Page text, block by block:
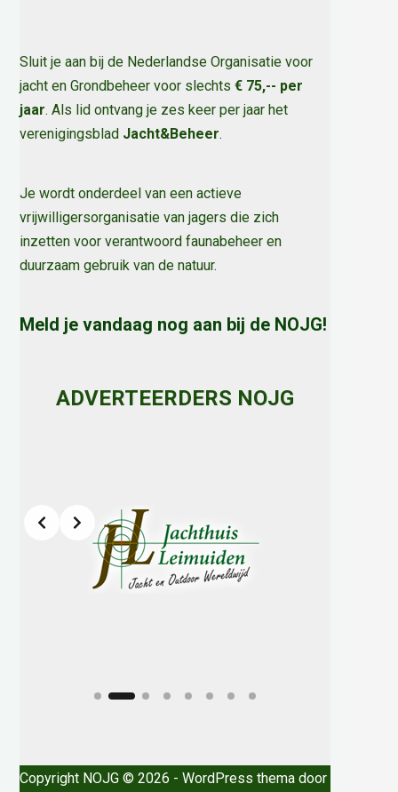
Sluit je aan bij de Nederlandse Organisatie voor
jacht en Grondbeheer voor slechts€ 75,-- per
jaar. Als lid ontvang je zes keer per jaar het
verenigingsblad Jacht&Beheer.
Je wordt onderdeel van een actieve
vrijwilligersorganisatie van jagers die zich
inzetten voor verantwoord faunabeheer en
duurzaam gebruik van de natuur.
Meld je vandaag nog aan bij de NOJG!
ADVERTEERDERS NOJG
Slide 2 of 8
Copyright NOJG © 2026 - WordPress thema door